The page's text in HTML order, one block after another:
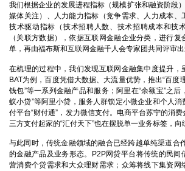
我们根据企业的发展进程指标（规模扩张和融资阶段
媒体关注）、人力能力指标（竞争需求、人力成本、
技术驱动指标（技术招聘人数、技术招聘成本和技
（关联方数据），依据互联网金融企业分类，进行
单，再由福布斯和互联网金融千人会专家团共同评审出
在梳理的过程中，我们发现互联网金融集中度提升，
BAT为例，百度凭借大数据、大流量优势，推出“百度
钱包”等一系列金融产品和服务；阿里在“余额宝”之后
蚁小贷”等阿里小贷，服务人群锁定小微企业和个人
付平台“财付通”，发力微信支付。电商平台苏宁的消
三方支付起家的“汇付天下”也在摆脱单一业务标签，向
与此同时，传统金融领域的融合已经跨越单纯渠道合
的金融产品及业务形态。P2P网贷平台将传统的民间
营消费个贷需求和大众理财需求；众筹将线下集资网